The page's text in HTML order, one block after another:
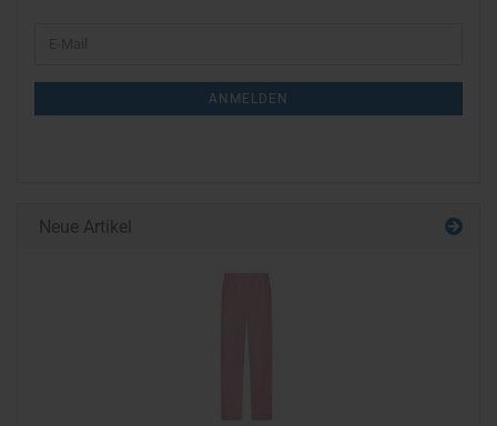
NEWSLETTER-
ANMELDEN
Neue Artikel